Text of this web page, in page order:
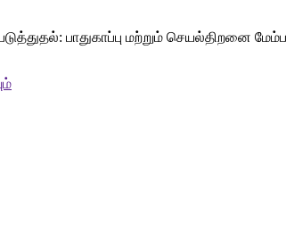
பாதுகாப்பு மற்றும் செயல்திறனை